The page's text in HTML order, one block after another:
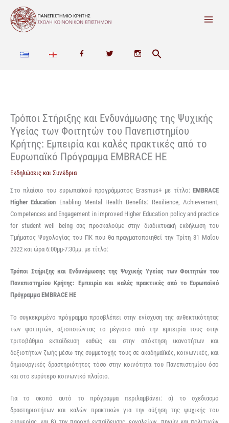
Μετάβαση
περιεχόμενο
b
k
t
t
e
a
g
a
Τρόποι Στήριξης και Ενδυνάμωσης της Ψυχικής
Υγείας των Φοιτητών του Πανεπιστημίου
Κρήτης: Εμπειρία και καλές πρακτικές από το
Ευρωπαϊκό Πρόγραμμα EMBRACE HE
Εκδηλώσεις και Συνέδρια
Στο πλαίσιο του ευρωπαϊκού προγράμματος Erasmus+ με τίτλο:EMBRACE
Higher Education Enabling Mental Health Benefits: Resilience, Achievement,
Competences and Engagement in improved Higher Education policy and practice
for student well being σας προσκαλούμε στην διαδικτυακή εκδήλωση του
Τμήματος Ψυχολογίας του ΠΚ που θα πραγματοποιηθεί την Τρίτη 31 Μαΐου
2022 και ώρα 6:00μμ-7:30μμ. με τίτλο:
Τρόποι Στήριξης και Ενδυνάμωσης της Ψυχικής Υγείας των Φοιτητών του
Πανεπιστημίου Κρήτης: Εμπειρία και καλές πρακτικές από το Ευρωπαϊκό
Πρόγραμμα EMBRACE HE
Το συγκεκριμένο πρόγραμμα προσβλέπει στην ενίσχυση της ανθεκτικότητας
των φοιτητών, αξιοποιώντας το μέγιστο από την εμπειρία τους στην
τριτοβάθμια εκπαίδευση καθώς και στην απόκτηση ικανοτήτων και
δεξιοτήτων ζωής μέσω της συμμετοχής τους σε ακαδημαϊκές, κοινωνικές, και
δημιουργικές δραστηριότητες τόσο στην κοινότητα του Πανεπιστημίου όσο
και στο ευρύτερο κοινωνικό πλαίσιο.
Για το σκοπό αυτό το πρόγραμμα περιλαμβάνει: α) το σχεδιασμό
δραστηριοτήτων και καλών πρακτικών για την αύξηση της ψυχικής του